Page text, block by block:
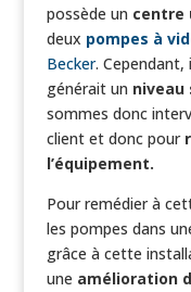
possède un centre
deux pompes à
Becker. Cependant,
générait un niveau
sommes donc
client et donc pour
l’équipement.
Pour remédier à
les pompes dans
grâce à cette
une amélioration